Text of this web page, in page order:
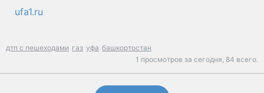
ufa1.ru
дтп с пешеходами газ уфа башкортостан
1 просмотров за сегодня, 84 всего.